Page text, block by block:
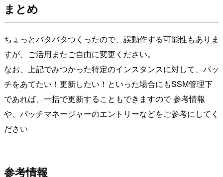
まとめ
ちょっとバタバタつくったので、誤動作する可能性もありま
すが、ご活用またご自由に変更ください。
なお、上記でみつかった特定のインスタンスに対して、パッ
チをあてたい！更新したい！といった場合にもSSM管理下
であれば、一括で更新することもできますので 参考情報
や、パッチマネージャーのエントリーなどをご参考にしてく
ださい
参考情報